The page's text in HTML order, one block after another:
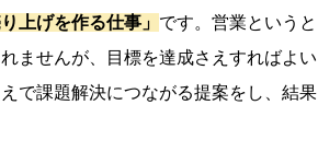
上げを作る仕事」 です。 営業というと
ませんが、目標を達成さえすればよい
で課題解決につながる提案をし、結果